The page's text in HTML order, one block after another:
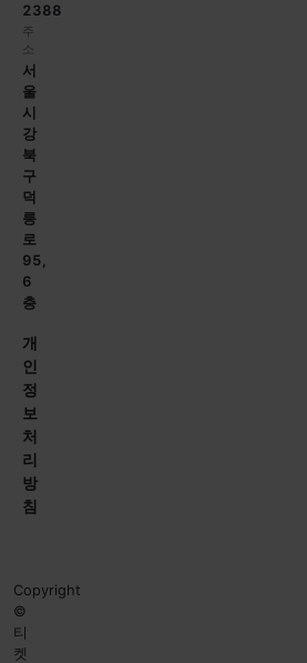
2388
주
소
서
울
시
강
북
구
덕
릉
로
95,
6
층
개
인
정
보
처
리
방
침
Copyright
©
티
켓